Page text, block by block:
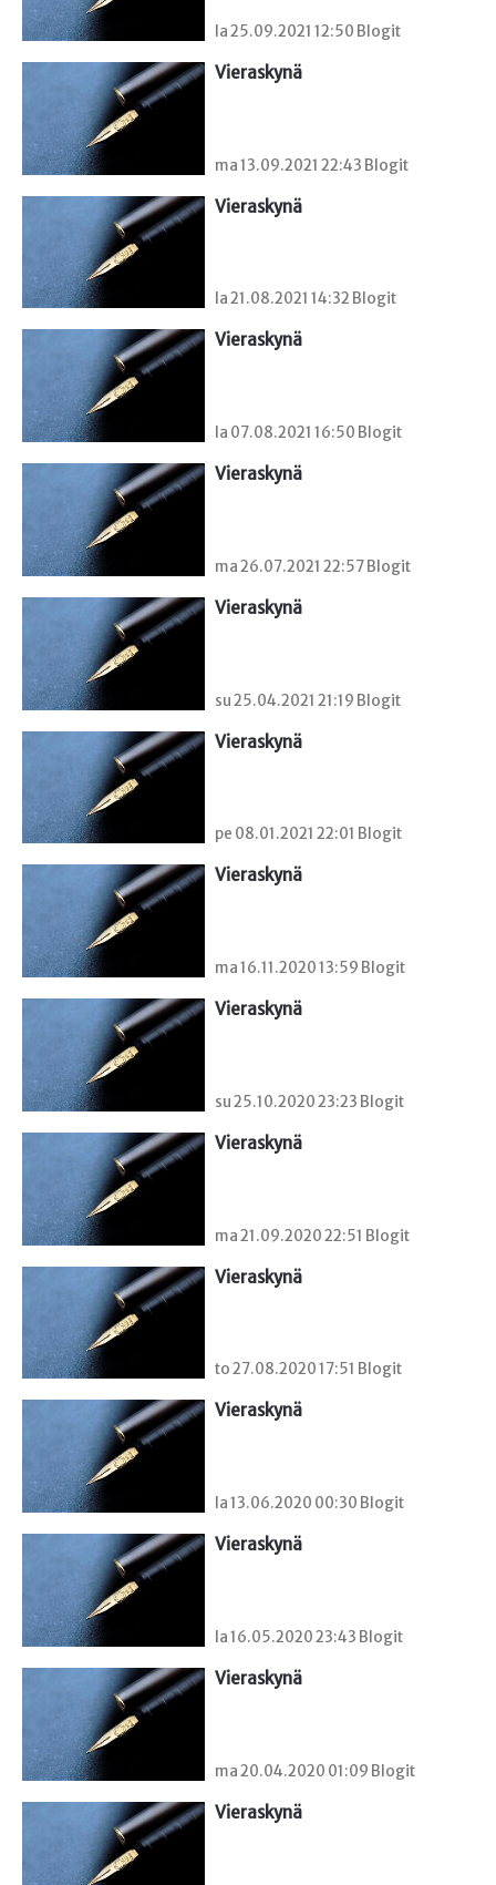
la 25.09.2021 12:50 Blogit
Vieraskynä
ma 13.09.2021 22:43 Blogit
Vieraskynä
la 21.08.2021 14:32 Blogit
Vieraskynä
la 07.08.2021 16:50 Blogit
Vieraskynä
ma 26.07.2021 22:57 Blogit
Vieraskynä
su 25.04.2021 21:19 Blogit
Vieraskynä
pe 08.01.2021 22:01 Blogit
Vieraskynä
ma 16.11.2020 13:59 Blogit
Vieraskynä
su 25.10.2020 23:23 Blogit
Vieraskynä
ma 21.09.2020 22:51 Blogit
Vieraskynä
to 27.08.2020 17:51 Blogit
Vieraskynä
la 13.06.2020 00:30 Blogit
Vieraskynä
la 16.05.2020 23:43 Blogit
Vieraskynä
ma 20.04.2020 01:09 Blogit
Vieraskynä